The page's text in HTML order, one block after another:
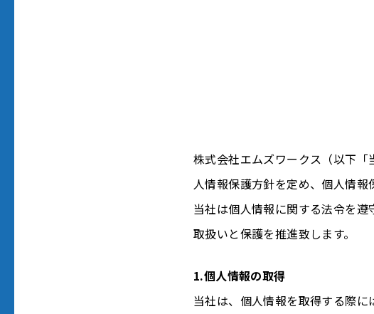
株式会社エムズワークス（以下
人情報保護方針を定め、個人情報
当社は個人情報に関する法令を
取扱いと保護を推進致します。
1.個人情報の取得
当社は、個人情報を取得する際に